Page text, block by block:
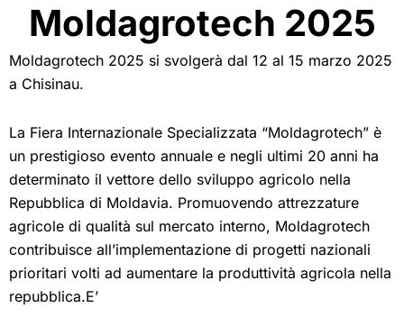
Moldagrotech 2025
Moldagrotech 2025 si svolgerà dal 12 al 15 marzo 2025
a Chisinau.
La Fiera Internazionale Specializzata “Moldagrotech” è
un prestigioso evento annuale e negli ultimi 20 anni ha
determinato il vettore dello sviluppo agricolo nella
Repubblica di Moldavia. Promuovendo attrezzature
agricole di qualità sul mercato interno, Moldagrotech
contribuisce all’implementazione di progetti nazionali
prioritari volti ad aumentare la produttività agricola nella
repubblica.E’